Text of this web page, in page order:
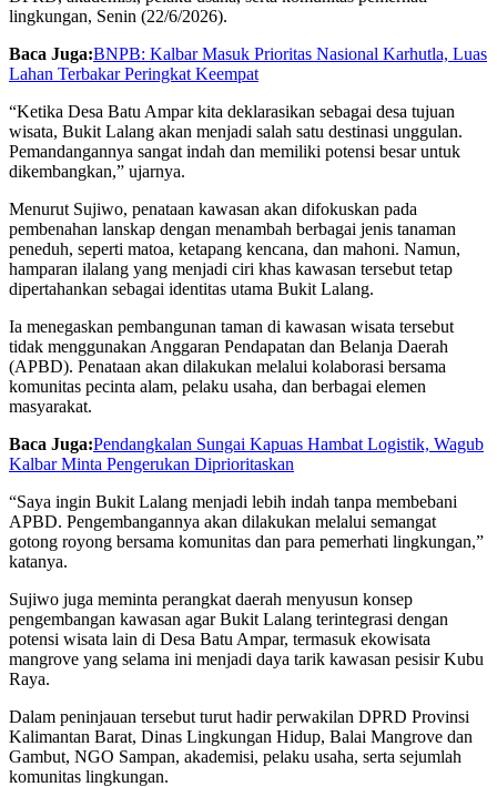
lingkungan, Senin (22/6/2026).
Baca Juga:BNPB: Kalbar Masuk Prioritas Nasional Karhutla, Luas
Lahan Terbakar Peringkat Keempat
“Ketika Desa Batu Ampar kita deklarasikan sebagai desa tujuan
wisata, Bukit Lalang akan menjadi salah satu destinasi unggulan.
Pemandangannya sangat indah dan memiliki potensi besar untuk
dikembangkan,” ujarnya.
Menurut Sujiwo, penataan kawasan akan difokuskan pada
pembenahan lanskap dengan menambah berbagai jenis tanaman
peneduh, seperti matoa, ketapang kencana, dan mahoni. Namun,
hamparan ilalang yang menjadi ciri khas kawasan tersebut tetap
dipertahankan sebagai identitas utama Bukit Lalang.
Ia menegaskan pembangunan taman di kawasan wisata tersebut
tidak menggunakan Anggaran Pendapatan dan Belanja Daerah
(APBD). Penataan akan dilakukan melalui kolaborasi bersama
komunitas pecinta alam, pelaku usaha, dan berbagai elemen
masyarakat.
Baca Juga:Pendangkalan Sungai Kapuas Hambat Logistik, Wagub
Kalbar Minta Pengerukan Diprioritaskan
“Saya ingin Bukit Lalang menjadi lebih indah tanpa membebani
APBD. Pengembangannya akan dilakukan melalui semangat
gotong royong bersama komunitas dan para pemerhati lingkungan,”
katanya.
Sujiwo juga meminta perangkat daerah menyusun konsep
pengembangan kawasan agar Bukit Lalang terintegrasi dengan
potensi wisata lain di Desa Batu Ampar, termasuk ekowisata
mangrove yang selama ini menjadi daya tarik kawasan pesisir Kubu
Raya.
Dalam peninjauan tersebut turut hadir perwakilan DPRD Provinsi
Kalimantan Barat, Dinas Lingkungan Hidup, Balai Mangrove dan
Gambut, NGO Sampan, akademisi, pelaku usaha, serta sejumlah
komunitas lingkungan.